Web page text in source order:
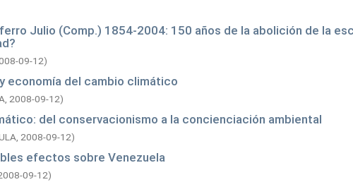
Julio (Comp.) 1854-2004: 150 años de la abolición de la
09-12)
economía del cambio climático
2008-09-12)
del conservacionismo a la concienciación ambiental
2008-09-12)
efectos sobre Venezuela
09-12)